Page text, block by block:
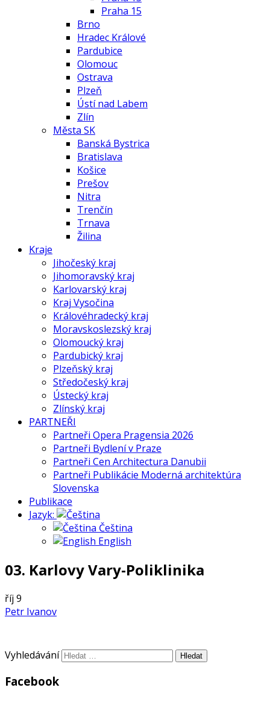
Praha 15
Brno
Hradec Králové
Pardubice
Olomouc
Ostrava
Plzeň
Ústí nad Labem
Zlín
Města SK
Banská Bystrica
Bratislava
Košice
Prešov
Nitra
Trenčín
Trnava
Žilina
Kraje
Jihočeský kraj
Jihomoravský kraj
Karlovarský kraj
Kraj Vysočina
Královéhradecký kraj
Moravskoslezský kraj
Olomoucký kraj
Pardubický kraj
Plzeňský kraj
Středočeský kraj
Ústecký kraj
Zlínský kraj
PARTNEŘI
Partneři Opera Pragensia 2026
Partneři Bydlení v Praze
Partneři Cen Architectura Danubii
Partneři Publikácie Moderná architektúra
Slovenska
Publikace
Jazyk:
Čeština
English
03. Karlovy Vary-Poliklinika
říj 9
Petr Ivanov
Vyhledávání
Facebook